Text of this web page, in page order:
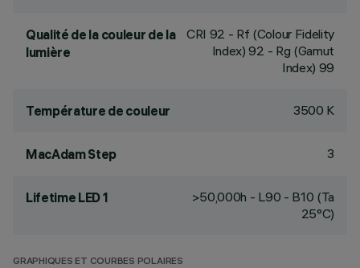
Qualité de la couleur de la
lumière
CRI 92 - Rf (Colour Fidelity
Index) 92 - Rg (Gamut
Index) 99
Température de couleur 3500 K
MacAdam Step 3
Lifetime LED 1
>50,000h - L90 - B10 (Ta
25°C)
GRAPHIQUES ET COURBES POLAIRES